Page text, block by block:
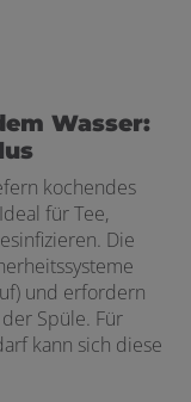
Wasser:
kochendes
für Tee,
Die
und erfordern
Spüle. Für
kann sich diese